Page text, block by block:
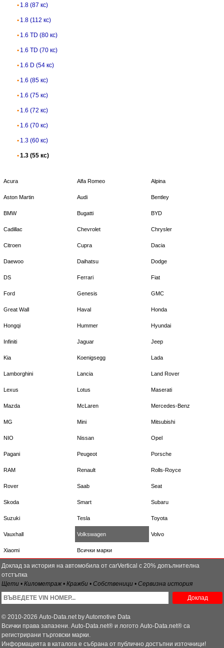
1.8 (87 кс)
1.8 (112 кс)
1.6 TD (80 кс)
1.6 TD (70 кс)
1.6 D (54 кс)
1.6 (85 кс)
1.6 (75 кс)
1.6 (72 кс)
1.6 (70 кс)
1.3 (60 кс)
1.3 (55 кс)
Acura Alfa Romeo Alpina
Aston Martin Audi Bentley
BMW Bugatti BYD
Cadillac Chevrolet Chrysler
Citroen Cupra Dacia
Daewoo Daihatsu Dodge
DS Ferrari Fiat
Ford Genesis GMC
Great Wall Haval Honda
Hongqi Hummer Hyundai
Infiniti Jaguar Jeep
Kia Koenigsegg Lada
Lamborghini Lancia Land Rover
Lexus Lotus Maserati
Mazda McLaren Mercedes-Benz
MG Mini Mitsubishi
NIO Nissan Opel
Pagani Peugeot Porsche
RAM Renault Rolls-Royce
Rover Saab Seat
Skoda Smart Subaru
Suzuki Tesla Toyota
Vauxhall Volkswagen Volvo
Xiaomi Всички марки
Доклад за история на автомобила от carVertical с 20% допълнителна
отстъпка
Щети • Километраж • Кражби • Собственици • Сервизна история
Доклад
© 2010-2026 Auto-Data.net by Automotive Data
Всички права запазени. Auto-Data.net® и логото Auto-Data.net® са
регистрирани търговски марки.
Информацията в каталога е събрана от публично достъпни източници!